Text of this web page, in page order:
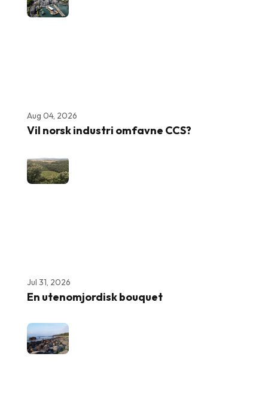
Aug 04, 2026
Vil norsk industri omfavne CCS?
Jul 31, 2026
En utenomjordisk bouquet